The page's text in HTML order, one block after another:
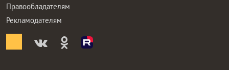
Правообладателям
Рекламодателям